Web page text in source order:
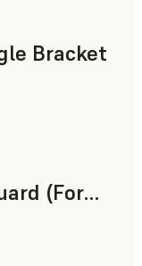
Bracket
LT Clear V2 Occlusal Guard (Form 4)